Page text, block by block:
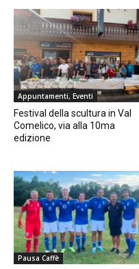
Appuntamenti, Eventi
Festival della scultura in Val
Comelico, via alla 10ma
edizione
Pausa Caffè